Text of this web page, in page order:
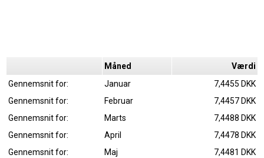
Måned
Værdi
Gennemsnit for:
Januar
7,4455 DKK
Gennemsnit for:
Februar
7,4457 DKK
Gennemsnit for:
Marts
7,4488 DKK
Gennemsnit for:
April
7,4478 DKK
Gennemsnit for:
Maj
7,4481 DKK